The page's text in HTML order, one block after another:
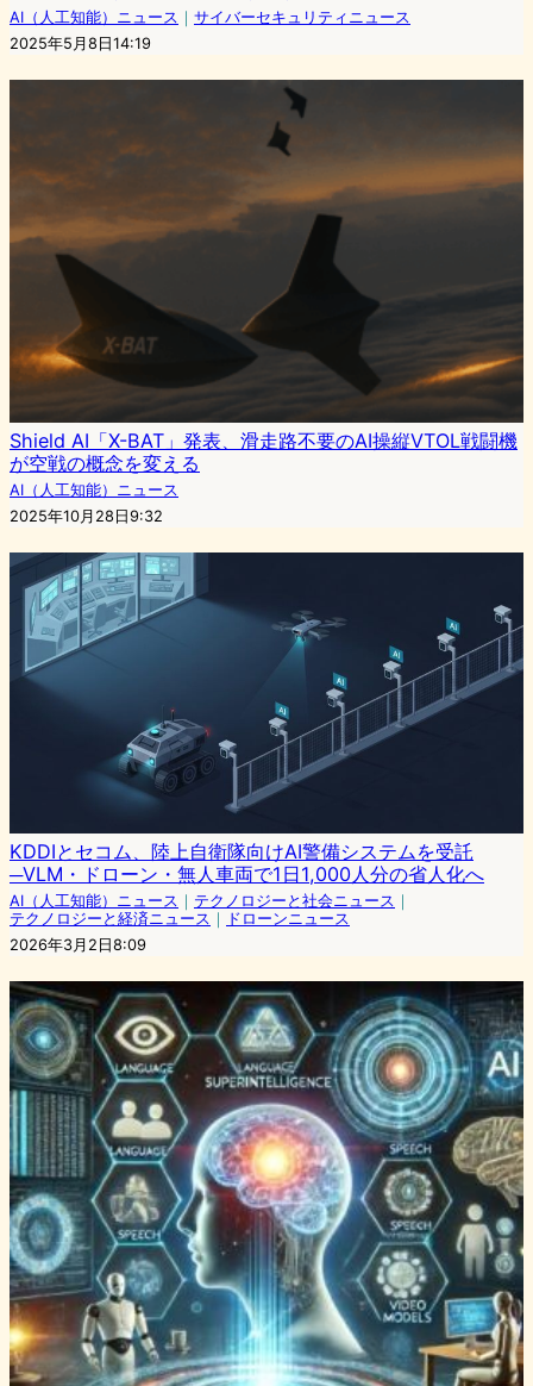
AI（人工知能）ニュース ｜ サイバーセキュリティニュース
2025年5月8日14:19
Shield AI「X-BAT」発表、滑走路不要のAI操縦VTOL戦闘機
が空戦の概念を変える
AI（人工知能）ニュース
2025年10月28日9:32
KDDIとセコム、陸上自衛隊向けAI警備システムを受託
─VLM・ドローン・無人車両で1日1,000人分の省人化へ
AI（人工知能）ニュース ｜ テクノロジーと社会ニュース ｜
テクノロジーと経済ニュース ｜
ドローンニュース
2026年3月2日8:09